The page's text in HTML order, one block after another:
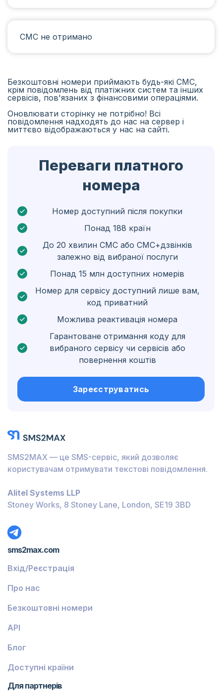
Іран
Бангладеш
Чехія
Гвінея
Ефіопія
Кюрасао
Кіпр
Болгарія
Угорщина
Болівія
Ґватемала
Куба
Барбадос
Бурунді
Багамські Острови
Беліз
Грузія
Греція
Ісландія
Гвінея-Бісау
Ґваделупа
Французька Ґвіана
СМС не отримано
Безкоштовні номери приймають будь-які СМС,
крім повідомлень від платіжних систем та інших
сервісів, пов'язаних з фінансовими операціями.
Оновлювати сторінку не потрібно! Всі
повідомлення надходять до нас на сервер і
миттєво відображаються у нас на сайті.
Переваги платного
номера
Номер доступний після покупки
Понад 188 країн
До 20 хвилин СМС або СМС+дзвінків
залежно від вибраної послуги
Понад 15 млн доступних номерів
Номер для сервісу доступний лише вам,
код приватний
Можлива реактивація номера
Гарантоване отримання коду для
вибраного сервісу чи сервісів або
повернення коштів
Зареєструватись
SMS2MAX — це SMS-сервіс, який дозволяє
користувачам отримувати текстові повідомлення.
Alitel Systems LLP
Stoney Works, 8 Stoney Lane, London, SE19 3BD
sms2max.com
Вхід/Реєстрація
Про нас
Безкоштовні номери
API
Блог
Доступні країни
Для партнерів